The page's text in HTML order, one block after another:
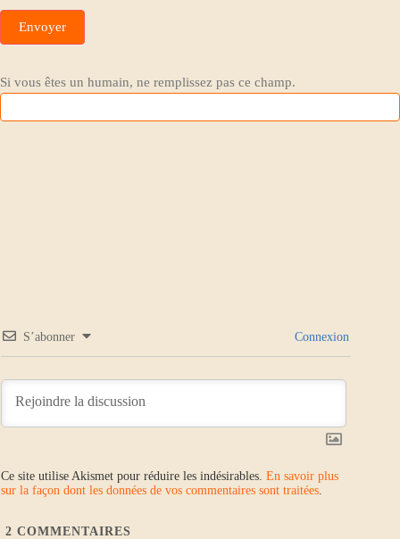
Envoyer
Si vous êtes un humain, ne remplissez pas ce champ.
S’abonner Connexion
Ce site utilise Akismet pour réduire les indésirables. En savoir plus
sur la façon dont les données de vos commentaires sont traitées.
2 COMMENTAIRES